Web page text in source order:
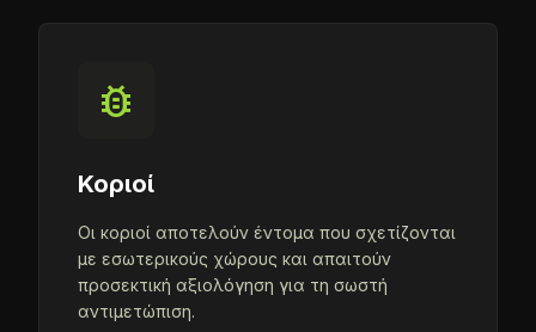
bug_report
Κοριοί
Οι κοριοί αποτελούν έντομα που σχετίζονται
με εσωτερικούς χώρους και απαιτούν
προσεκτική αξιολόγηση για τη σωστή
αντιμετώπιση.